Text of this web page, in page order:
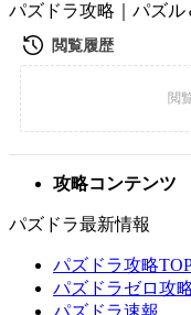
パズドラ攻略｜パズル
攻略コンテンツ
パズドラ最新情報
パズドラ攻略
パズドラゼロ攻
パズドラ速報